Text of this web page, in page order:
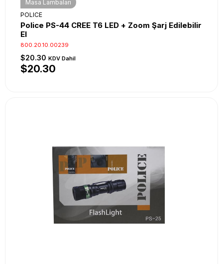
Masa Lambaları
POLICE
Police PS-44 CREE T6 LED + Zoom Şarj Edilebilir
El
800.20.10.00239
$20.30 KDV Dahil
$20.30